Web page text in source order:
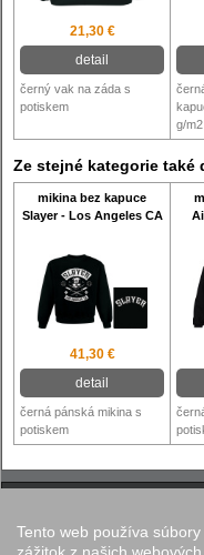
21,30 €
detail
černý vak na záda s
potiskem
g/m2
Ze stejné kategorie také
mikina bez kapuce
Slayer - Los Angeles CA
41,30 €
detail
černá pánská mikina s
potiskem
Tento web používa